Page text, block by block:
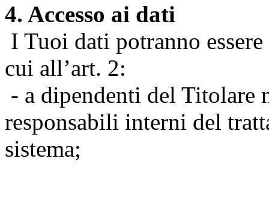
4. Accesso ai dati
I Tuoi dati potranno
cui all’art. 2:
- a dipendenti del Titolare
responsabili interni del
sistema;